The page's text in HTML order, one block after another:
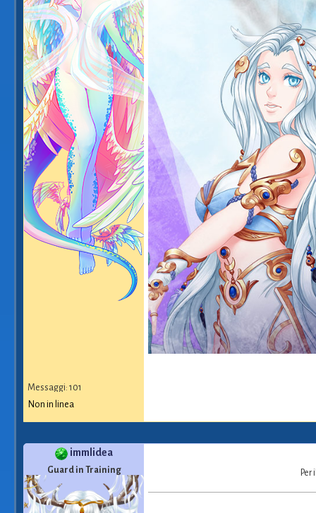
Messaggi: 101
Non in linea
immlidea
Guard in Training